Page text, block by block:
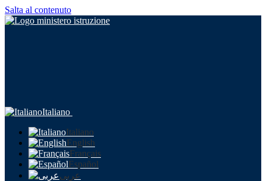
Salta al contenuto
Italiano
Italiano
English
Français
Español
عربى